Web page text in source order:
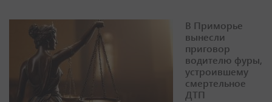
В Приморье
вынесли
приговор
водителю фуры,
устроившему
смертельное
ДТП